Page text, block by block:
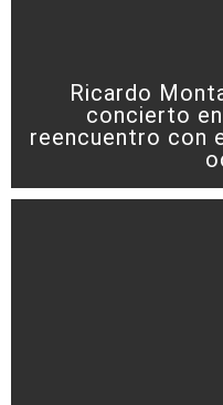
Ricardo
concierto
reencuentro con